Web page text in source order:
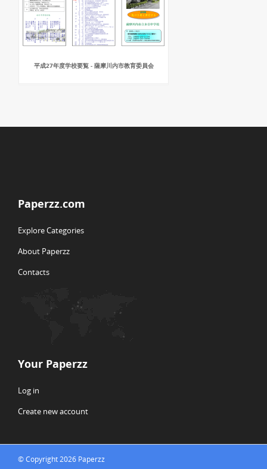
平成27年度学校要覧 - 薩摩川内市教育委員会
Paperzz.com
Explore Categories
About Paperzz
Contacts
Your Paperzz
Log in
Create new account
© Copyright 2026 Paperzz